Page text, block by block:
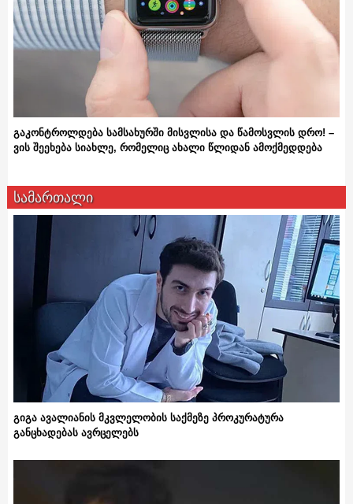
გაკონტროლდება სამსახურში მისვლისა და წამოსვლის დრო! –
ვის შეეხება სიახლე, რომელიც ახალი წლიდან ამოქმედდება
სამართალი
გიგა ავალიანის მკვლელობის საქმეზე პროკურატურა
განცხადებას ავრცელებს